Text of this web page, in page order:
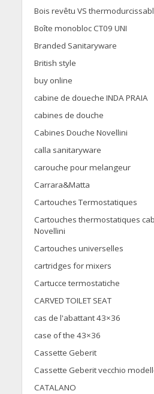
Bois revêtu VS
Boîte monobloc CT09 UNI
Branded Sanitaryware
British style
buy online
cabine de doueche INDA PRAIA
cabines de douche
Cabines Douche Novellini
calla sanitaryware
carouche pour melangeur
Carrara&Matta
Cartouches Termostatiques
Cartouches thermostatiques
Novellini
Cartouches universelles
cartridges for mixers
Cartucce termostatiche
CARVED TOILET SEAT
cas de l'abattant 43×36
case of the 43×36
Cassette Geberit
Cassette Geberit vecchio
CATALANO